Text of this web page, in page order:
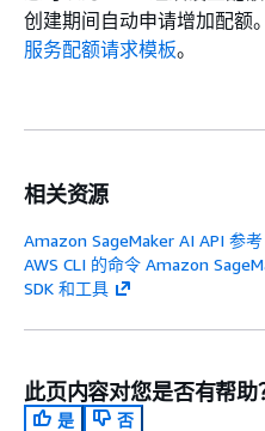
创建期间自动申请增加配额
服务配额请求模板。
相关资源
Amazon SageMaker AI API 参考
AWS CLI 的命令 Amazon
SDK 和工具
此页内容对您是否有帮助
是
否